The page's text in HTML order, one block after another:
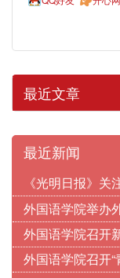
最近文章
最近新闻
外国语学院举办